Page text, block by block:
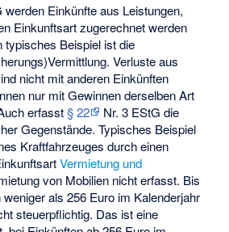
werden Einkünfte aus Leistungen,
Einkunftsart zugerechnet werden
typisches Beispiel ist die
Verluste aus
nicht mit anderen Einkünften
nur mit Gewinnen derselben Art
erfasst§ 22
Nr. 3 EStG die
Gegenstände. Typisches Beispiel
Kraftfahrzeuges durch einen
Vermietung und
von Mobilien nicht erfasst. Bis
als 256 Euro im Kalenderjahr
steuerpflichtig. Das ist eine